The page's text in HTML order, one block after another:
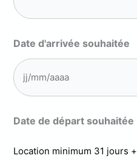
Date d'arrivée souhaitée
Date de départ souhaitée
Location minimum 31 jours +